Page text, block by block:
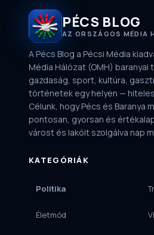
PÉCS BLOG
AZ ORSZÁGOS MÉDIA
A Pécs Blog a Pécsi Média
Média Hálózat (OMH) baranyai
gazdaság, sport, kultúra,
történetek egy helyen —
Célunk, hogy Pécs és Baranya
pontosan, gyorsan és
várost és lakóit szolgálva nap
KATEGÓRIÁK
Politika
Életmód